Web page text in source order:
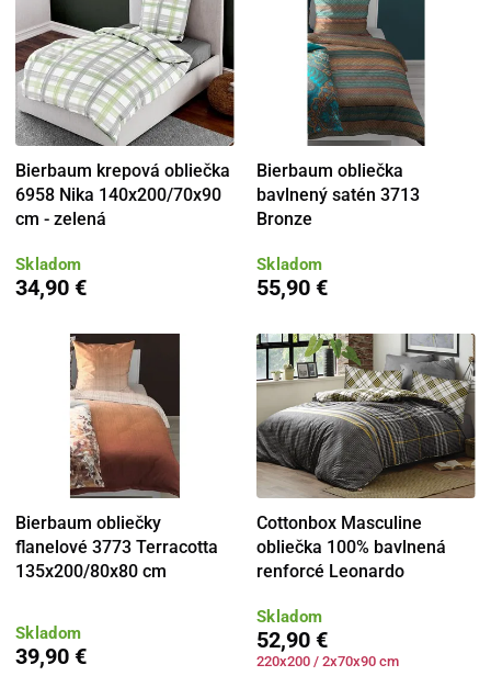
Bierbaum krepová obliečka
6958 Nika 140x200/70x90
cm - zelená
Skladom
34,90 €
Bierbaum obliečka
bavlnený satén 3713
Bronze
Skladom
55,90 €
Bierbaum obliečky
flanelové 3773 Terracotta
135x200/80x80 cm
Skladom
39,90 €
Cottonbox Masculine
obliečka 100% bavlnená
renforcé Leonardo
Skladom
52,90 €
220x200 / 2x70x90 cm